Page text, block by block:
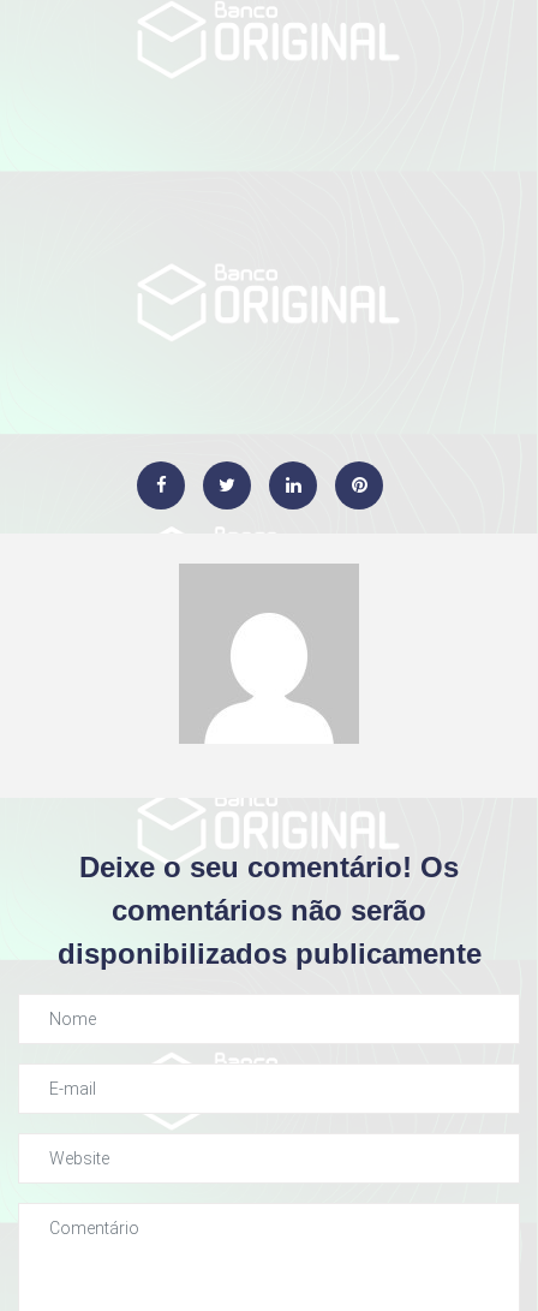
Deixe o seu comentário! Os
comentários não serão
disponibilizados publicamente